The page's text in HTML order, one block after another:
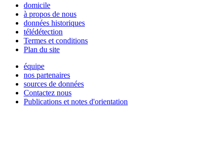
domicile
à propos de nous
données historiques
télédétection
Termes et conditions
Plan du site
équipe
nos partenaires
sources de données
Contactez nous
Publications et notes d'orientation